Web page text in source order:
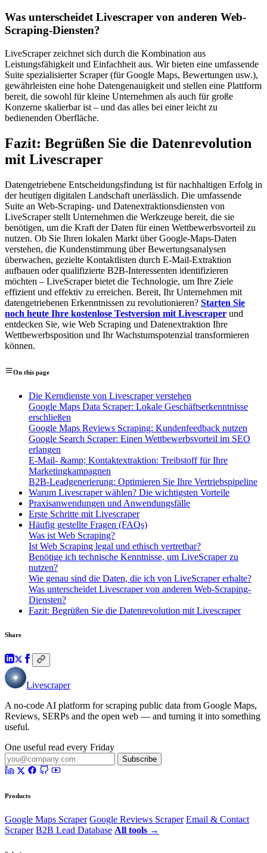
Was unterscheidet Livescraper von anderen Web-
Scraping-Diensten?
LiveScraper zeichnet sich durch die Kombination aus
Leistungsfähigkeit und Einfachheit aus. Wir bieten eine umfassende
Suite spezialisierter Scraper (für Google Maps, Bewertungen usw.),
gewährleisten eine hohe Datengenauigkeit und stellen eine Plattform
bereit, die sowohl für kleine Unternehmen als auch für große
Konzerne skalierbar ist – und das alles bei einer leicht zu
bedienenden Oberfläche.
Fazit: Begrüßen Sie die Datenrevolution
mit Livescraper
Datengetriebene Entscheidungsfindung ist für nachhaltigen Erfolg in
der heutigen digitalen Landschaft unerlässlich. Die umfassende
Suite an Web-Scraping- und Datenextraktionsdiensten von
LiveScraper stellt Unternehmen die Werkzeuge bereit, die sie
benötigen, um die Kraft der Daten für einen Wettbewerbsvorteil zu
nutzen. Ob Sie Ihren lokalen Markt über Google-Maps-Daten
verstehen, die Kundenstimmung über Bewertungsanalysen
überwachen, gezielte Kontaktlisten durch E-Mail-Extraktion
aufbauen oder qualifizierte B2B-Interessenten identifizieren
möchten – LiveScraper bietet die Technologie, um Ihre Ziele
effizient und effektiv zu erreichen. Bereit, Ihr Unternehmen mit
datengetriebenen Erkenntnissen zu revolutionieren? Starten Sie
noch heute Ihre kostenlose Testversion mit Livescraper und
entdecken Sie, wie Web Scraping und Datenextraktion Ihre
Wettbewerbsposition und Ihr Wachstumspotenzial transformieren
können.
On this page
Die Kerndienste von Livescraper verstehen
Google Maps Data Scraper: Lokale Geschäftserkenntnisse
erschließen
Google Maps Reviews Scraping: Kundenfeedback nutzen
Google Search Scraper: Einen Wettbewerbsvorteil im SEO
erlangen
E-Mail- &amp; Kontaktextraktion: Treibstoff für Ihre
Marketingkampagnen
B2B-Leadgenerierung: Optimieren Sie Ihre Vertriebspipeline
Warum Livescraper wählen? Die wichtigsten Vorteile
Praxisanwendungen und Anwendungsfälle
Erste Schritte mit Livescraper
Häufig gestellte Fragen (FAQs)
Was ist Web Scraping?
Ist Web Scraping legal und ethisch vertretbar?
Benötige ich technische Kenntnisse, um LiveScraper zu
nutzen?
Wie genau sind die Daten, die ich von LiveScraper erhalte?
Was unterscheidet Livescraper von anderen Web-Scraping-
Diensten?
Fazit: Begrüßen Sie die Datenrevolution mit Livescraper
Share
Livescraper
A no-code AI platform for scraping public data from Google Maps,
Reviews, SERPs and the open web — and turning it into something
useful.
One useful read every Friday
Subscribe
Products
Google Maps Scraper Google Reviews Scraper Email & Contact
Scraper B2B Lead Database All tools →